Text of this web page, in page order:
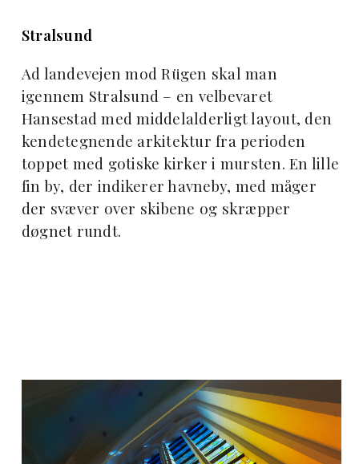
Stralsund
Ad landevejen mod Rügen skal man
igennem Stralsund – en velbevaret
Hansestad med middelalderligt layout, den
kendetegnende arkitektur fra perioden
toppet med gotiske kirker i mursten. En lille
fin by, der indikerer havneby, med måger
der svæver over skibene og skræpper
døgnet rundt.